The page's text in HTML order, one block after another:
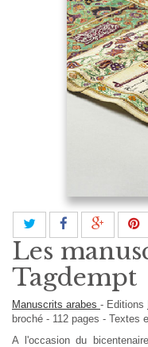
Les
Tagdempt
Manuscrits arabes - Editions
broché - 112 pages - Textes
A l'occasion du